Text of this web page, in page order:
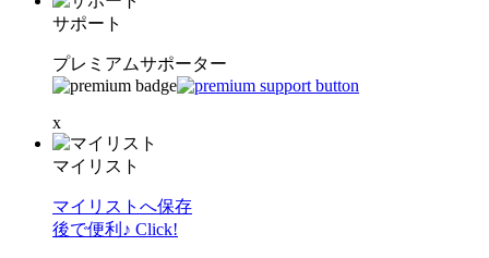
サポート
プレミアムサポーター
x
マイリスト
マイリストへ保存
後で便利♪ Click!